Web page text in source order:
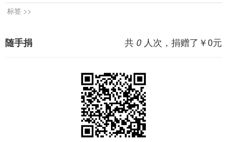
标签 >>
共 0 人次，捐赠了￥0元
随手捐